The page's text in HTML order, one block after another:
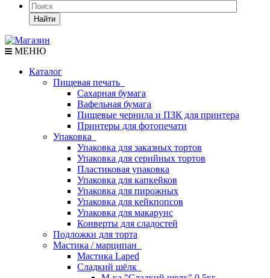
Найти
МЕНЮ
Каталог
Пищевая печать
Сахарная бумага
Вафельная бумага
Пищевые чернила и ПЗК для принтера
Принтеры для фотопечати
Упаковка
Упаковка для заказных тортов
Упаковка для серийных тортов
Пластиковая упаковка
Упаковка для капкейков
Упаковка для пирожных
Упаковка для кейкпопсов
Упаковка для макарунс
Конверты для сладостей
Подложки для торта
Мастика / марципан
Мастика Laped
Сладкий шёлк